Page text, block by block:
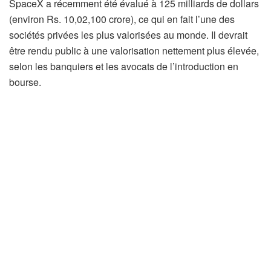
SpaceX a récemment été évalué à 125 milliards de dollars
(environ Rs. 10,02,100 crore), ce qui en fait l’une des
sociétés privées les plus valorisées au monde. Il devrait
être rendu public à une valorisation nettement plus élevée,
selon les banquiers et les avocats de l’introduction en
bourse.